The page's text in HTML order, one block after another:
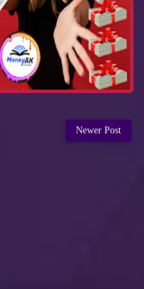
Newer Post